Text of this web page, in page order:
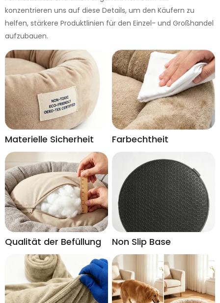
konzentrieren uns auf diese Details, um den Käufern zu
helfen, stärkere Produktlinien für den Einzel- und Großhandel
aufzubauen.
Materielle Sicherheit Farbechtheit
Qualität der Befüllung Non Slip Base